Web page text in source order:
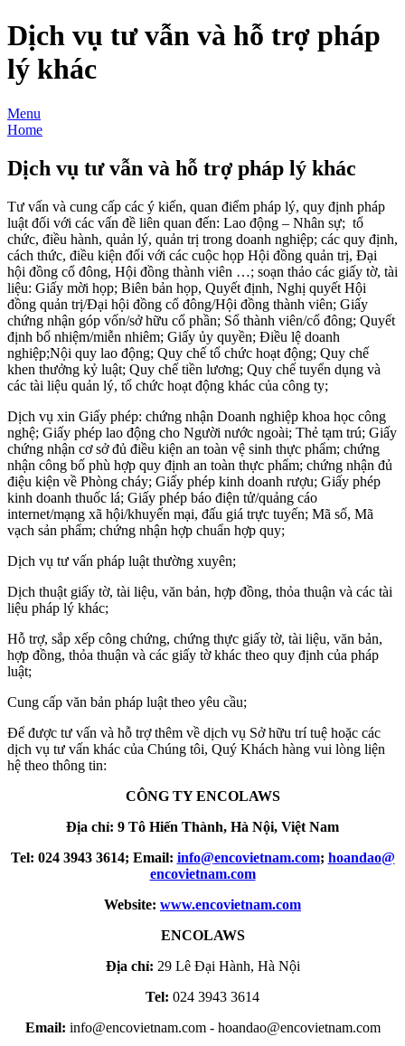
Dịch vụ tư vẫn và hỗ trợ pháp
lý khác
Menu
Home
Dịch vụ tư vẫn và hỗ trợ pháp lý khác
Tư vấn và cung cấp các ý kiến, quan điểm pháp lý, quy định pháp
luật đối với các vấn đề liên quan đến: Lao động – Nhân sự; tổ
chức, điều hành, quản lý, quản trị trong doanh nghiệp; các quy định,
cách thức, điều kiện đối với các cuộc họp Hội đồng quản trị, Đại
hội đồng cổ đông, Hội đồng thành viên …; soạn thảo các giấy tờ, tài
liệu: Giấy mời họp; Biên bản họp, Quyết định, Nghị quyết Hội
đồng quản trị/Đại hội đồng cổ đông/Hội đồng thành viên; Giấy
chứng nhận góp vốn/sở hữu cổ phần; Sổ thành viên/cổ đông; Quyết
định bổ nhiệm/miễn nhiêm; Giấy ủy quyền; Điều lệ doanh
nghiệp;Nội quy lao động; Quy chế tổ chức hoạt động; Quy chế
khen thưởng kỷ luật; Quy chế tiền lương; Quy chế tuyển dụng và
các tài liệu quản lý, tổ chức hoạt động khác của công ty;
Dịch vụ xin Giấy phép: chứng nhận Doanh nghiệp khoa học công
nghệ; Giấy phép lao động cho Người nước ngoài; Thẻ tạm trú; Giấy
chứng nhận cơ sở đủ điều kiện an toàn vệ sinh thực phẩm; chứng
nhận công bố phù hợp quy định an toàn thực phẩm; chứng nhận đủ
điệu kiện về Phòng cháy; Giấy phép kinh doanh rượu; Giấy phép
kinh doanh thuốc lá; Giấy phép báo điện tử/quảng cáo
internet/mạng xã hội/khuyến mại, đấu giá trực tuyến; Mã số, Mã
vạch sản phẩm; chứng nhận hợp chuẩn hợp quy;
Dịch vụ tư vấn pháp luật thường xuyên;
Dịch thuật giấy tờ, tài liệu, văn bản, hợp đồng, thỏa thuận và các tài
liệu pháp lý khác;
Hỗ trợ, sắp xếp công chứng, chứng thực giấy tờ, tài liệu, văn bản,
hợp đồng, thỏa thuận và các giấy tờ khác theo quy định của pháp
luật;
Cung cấp văn bản pháp luật theo yêu cầu;
Để được tư vấn và hỗ trợ thêm về dịch vụ Sở hữu trí tuệ hoặc các
dịch vụ tư vấn khác của Chúng tôi, Quý Khách hàng vui lòng liện
hệ theo thông tin:
CÔNG TY ENCOLAWS
Địa chỉ: 9 Tô Hiến Thành, Hà Nội, Việt Nam
Tel: 024 3943 3614; Email: info​@​encovietnam.com; hoandao​@
encovietnam.com
Website: www.encovietnam.com
ENCOLAWS
Địa chỉ: 29 Lê Đại Hành, Hà Nội
Tel: 024 3943 3614
Email: info@encovietnam.com- hoandao@encovietnam.com